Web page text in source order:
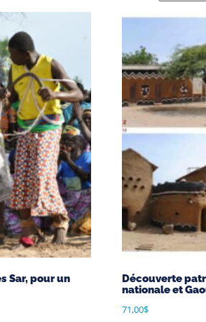
Sar, pour un
Découverte
nationale et
71,00$